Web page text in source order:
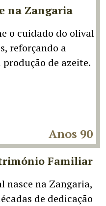
na Zangaria
o cuidado do olival
reforçando a
de azeite.
Anos 90
Familiar
nasce na Zangaria,
de dedicação